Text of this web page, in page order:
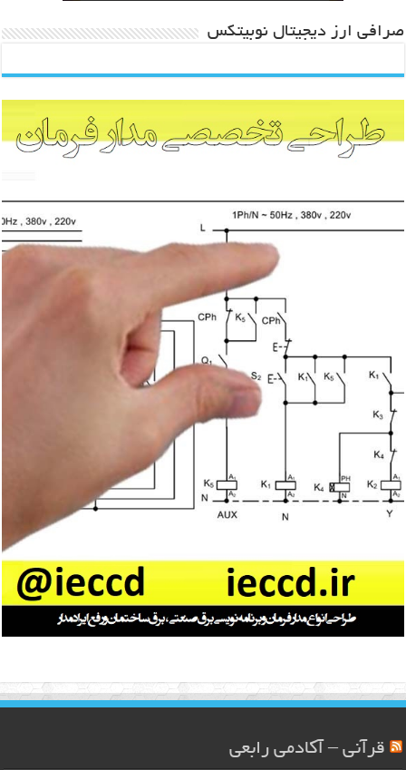
صرافی ارز دیجیتال نوبیتکس
قرآنی – آکادمی رابعی